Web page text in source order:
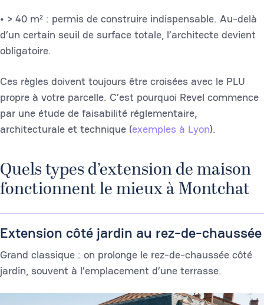
• > 40 m² : permis de construire indispensable. Au-delà
d’un certain seuil de surface totale, l’architecte devient
obligatoire.
Ces règles doivent toujours être croisées avec le PLU
propre à votre parcelle. C’est pourquoi Revel commence
par une étude de faisabilité réglementaire,
architecturale et technique (exemples à Lyon).
Quels types d’extension de maison
fonctionnent le mieux à Montchat
Extension côté jardin au rez-de-chaussée
Grand classique : on prolonge le rez-de-chaussée côté
jardin, souvent à l’emplacement d’une terrasse.